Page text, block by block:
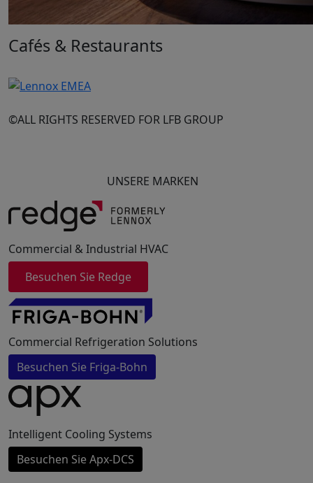
Cafés & Restaurants
©ALL RIGHTS RESERVED FOR LFB GROUP
UNSERE MARKEN
Commercial & Industrial HVAC
Besuchen Sie Redge
Commercial Refrigeration Solutions
Besuchen Sie Friga-Bohn
Intelligent Cooling Systems
Besuchen Sie Apx-DCS